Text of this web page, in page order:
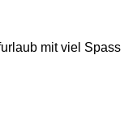
mit viel Spass